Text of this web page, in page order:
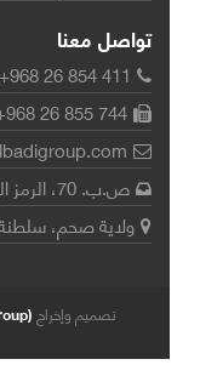
تواصل معنا
+968 26 854 411
26 855 744
ص.ب. 70، الرمز البريدي 319
ولاية صحم،
تصميم وإخراج